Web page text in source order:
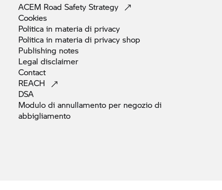
ACEM Road SafetyStrategy
Cookies
Politica in materia di privacy
Politica in materia di privacyshop
Publishing notes
Legaldisclaimer
Contact
REACH
DSA
Modulo di annullamento per negozio di
abbigliamento